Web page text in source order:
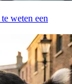
weten een